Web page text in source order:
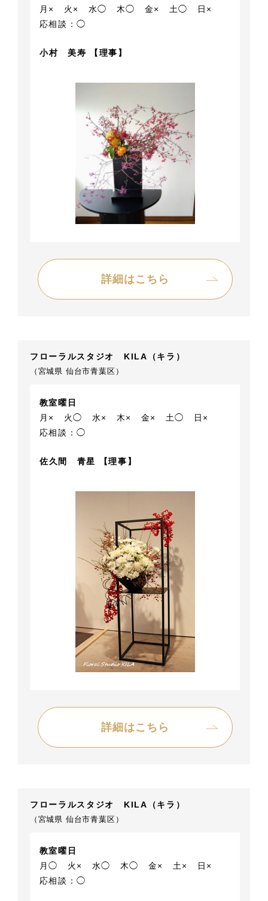
月×
火× 水◯ 木◯ 金× 土◯
日×
応相談：◯
小村 美寿 【理事】
詳細はこちら
フローラルスタジオ KILA（キラ）
（宮城県 仙台市青葉区）
教室曜日
月×
火◯ 水× 木× 金× 土◯
日×
応相談：◯
佐久間 青星 【理事】
詳細はこちら
フローラルスタジオ KILA（キラ）
（宮城県 仙台市青葉区）
教室曜日
月◯
火× 水◯ 木◯ 金× 土×
日×
応相談：◯